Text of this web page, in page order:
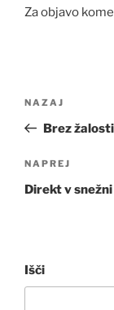
Za objavo
Prejšnji
prispevek
NAZAJ
Brez
Naslednji
prispevek
NAPREJ
Direkt v
Išči